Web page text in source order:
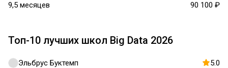
9,5 месяцев 90 100 ₽
Топ-10 лучших школ Big Data 2026
Эльбрус Буктемп
5.0